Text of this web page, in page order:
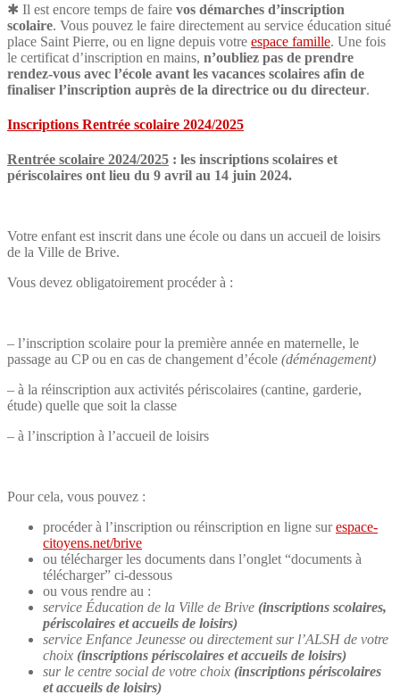
✱ Il est encore temps de faire vos démarches d’inscription
scolaire. Vous pouvez le faire directement au service éducation situé
place Saint Pierre, ou en ligne depuis votre espace famille. Une fois
le certificat d’inscription en mains, n’oubliez pas de prendre
rendez-vous avec l’école avant les vacances scolaires afin de
finaliser l’inscription auprès de la directrice ou du directeur.
Inscriptions Rentrée scolaire 2024/2025
Rentrée scolaire 2024/2025 : les inscriptions scolaires et
périscolaires ont lieu du 9 avril au 14 juin 2024.
Votre enfant est inscrit dans une école ou dans un accueil de loisirs
de la Ville de Brive.
Vous devez obligatoirement procéder à :
– l’inscription scolaire pour la première année en maternelle, le
passage au CP ou en cas de changement d’école (déménagement)
– à la réinscription aux activités périscolaires (cantine, garderie,
étude) quelle que soit la classe
– à l’inscription à l’accueil de loisirs
Pour cela, vous pouvez :
procéder à l’inscription ou réinscription en ligne surespace-
citoyens.net/brive
ou télécharger les documents dans l’onglet “documents à
télécharger” ci-dessous
ou vous rendre au :
service Éducation de la Ville de Brive (inscriptions scolaires,
périscolaires et accueils de loisirs)
service Enfance Jeunesse ou directement sur l’ALSH de votre
choix (inscriptions périscolaires et accueils de loisirs)
sur le centre social de votre choix (inscriptions périscolaires
et accueils de loisirs)